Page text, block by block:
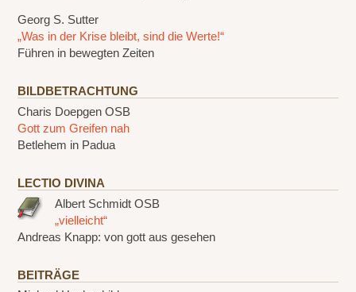
Georg S. Sutter
„Was in der Krise bleibt, sind die Werte!“
Führen in bewegten Zeiten
BILDBETRACHTUNG
Charis Doepgen OSB
Gott zum Greifen nah
Betlehem in Padua
LECTIO DIVINA
Albert Schmidt OSB
„vielleicht“
Andreas Knapp: von gott aus gesehen
BEITRÄGE